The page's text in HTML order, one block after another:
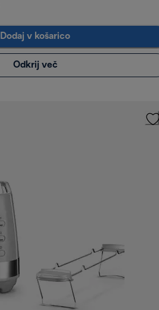
Dodaj v košarico
Odkrij več